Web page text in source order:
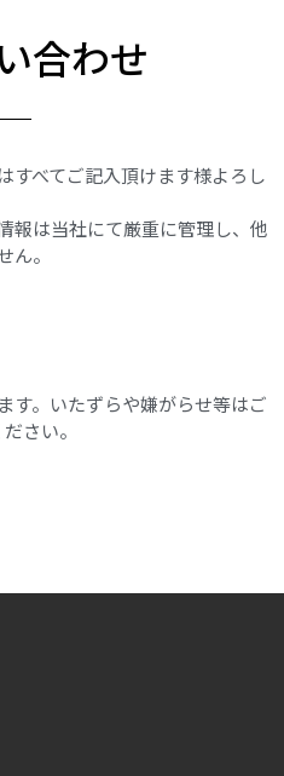
合わせ
すべてご記入頂けます様よろし
報は当社にて厳重に管理し、他
ん。
。いたずらや嫌がらせ等はご
さい。